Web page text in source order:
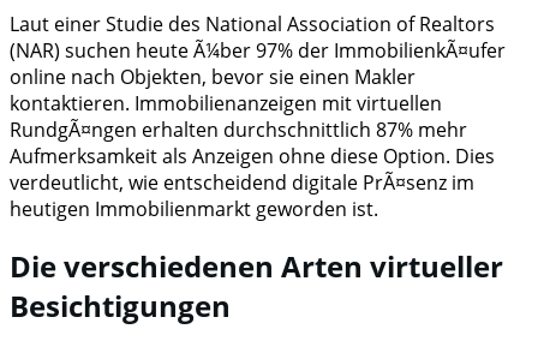
Laut einer Studie des National Association of Realtors
(NAR) suchen heute Ã¼ber 97% der ImmobilienkÃ¤ufer
online nach Objekten, bevor sie einen Makler
kontaktieren. Immobilienanzeigen mit virtuellen
RundgÃ¤ngen erhalten durchschnittlich 87% mehr
Aufmerksamkeit als Anzeigen ohne diese Option. Dies
verdeutlicht, wie entscheidend digitale PrÃ¤senz im
heutigen Immobilienmarkt geworden ist.
Die verschiedenen Arten virtueller
Besichtigungen